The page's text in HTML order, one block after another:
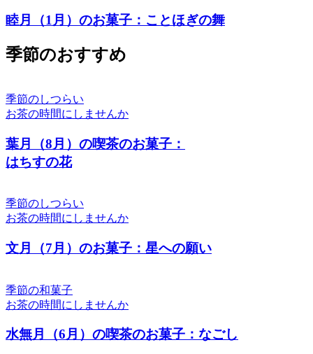
睦月（1月）のお菓子：ことほぎの舞
季節のおすすめ
季節のしつらい
お茶の時間にしませんか
葉月（8月）の喫茶のお菓子：
はちすの花
季節のしつらい
お茶の時間にしませんか
文月（7月）のお菓子：星への願い
季節の和菓子
お茶の時間にしませんか
水無月（6月）の喫茶のお菓子：なごし